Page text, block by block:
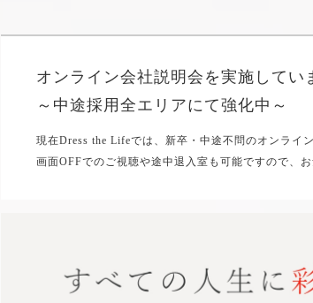
オンライン会社説明会を実施してい
～中途採用全エリアにて強化中～
現在Dress the Lifeでは、新卒・中途不問のオンライ
画面OFFでのご視聴や途中退入室も可能ですので、